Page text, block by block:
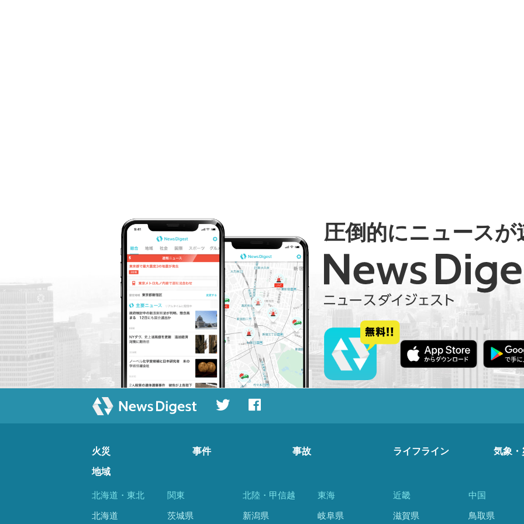
圧倒的にニュースが
火災 事件 事故 ライフライン 気象・
地域
北海道・東北
北海道
関東
茨城県
北陸・甲信越
新潟県
東海
岐阜県
近畿
滋賀県
中国
鳥取県